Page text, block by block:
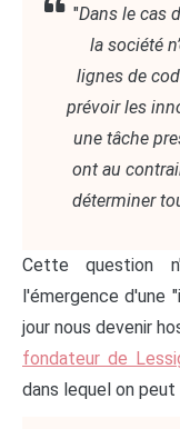
"Dans le cas
la société
lignes de
prévoir les
une tâche
ont au
déterminer
Cette question
l'émergence d'une
jour nous devenir
fondateur de
dans lequel on peut